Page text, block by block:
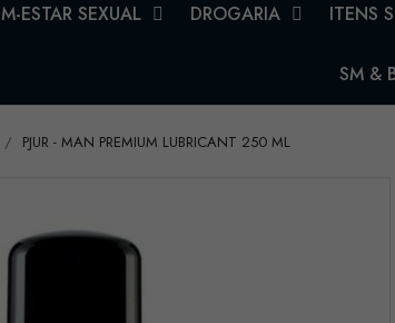
ESTAR SEXUAL DROGARIA ITENS
SM &
PJUR - MAN PREMIUM LUBRICANT 250 ML